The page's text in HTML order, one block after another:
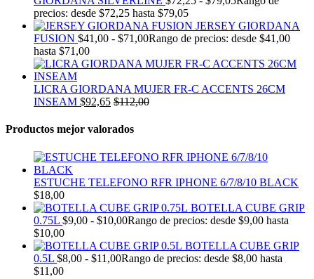
precios: desde $72,25 hasta $79,05
JERSEY GIORDANA
FUSION $41,00 - $71,00Rango de precios: desde $41,00
hasta $71,00
LICRA GIORDANA MUJER FR-C ACCENTS 26CM
INSEAM $92,65 $112,00
Productos mejor valorados
ESTUCHE TELEFONO RFR IPHONE 6/7/8/10 BLACK
$18,00
BOTELLA CUBE GRIP
0.75L $9,00 - $10,00Rango de precios: desde $9,00 hasta
$10,00
BOTELLA CUBE GRIP
0.5L $8,00 - $11,00Rango de precios: desde $8,00 hasta
$11,00